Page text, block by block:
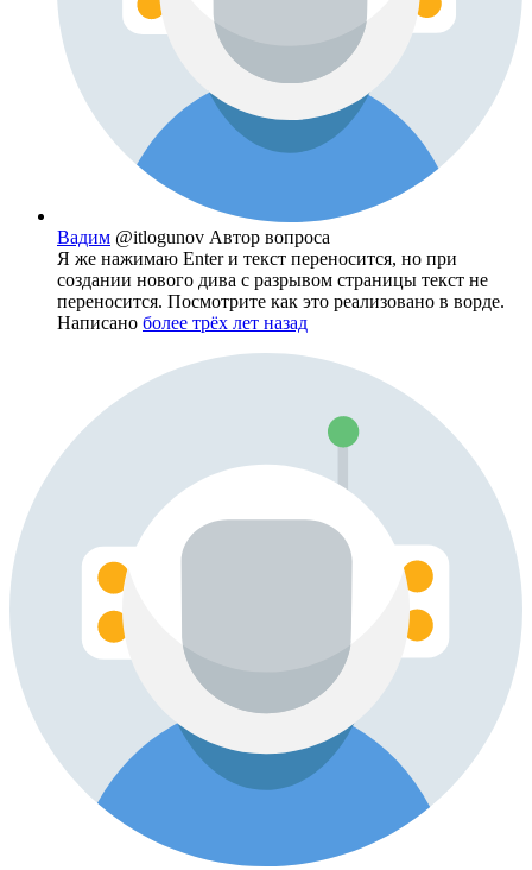
Вадим @itlogunov Автор вопроса
Я же нажимаю Enter и текст переносится, но при
создании нового дива с разрывом страницы текст не
переносится. Посмотрите как это реализовано в ворде.
Написано более трёх лет назад